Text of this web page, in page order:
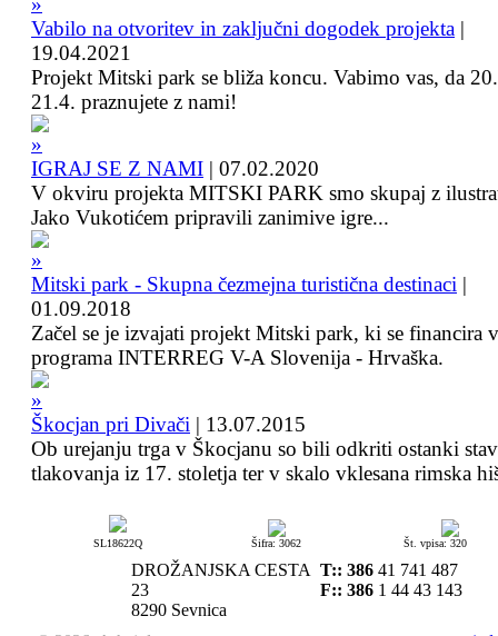
Vabilo na otvoritev in zaključni dogodek projekta |
19.04.2021
Projekt Mitski park se bliža koncu. Vabimo vas, da
21.4. praznujete z nami!
IGRAJ SE Z NAMI | 07.02.2020
V okviru projekta MITSKI PARK smo skupaj z
Jako Vukotićem pripravili zanimive igre...
Mitski park - Skupna čezmejna turistična destinaci |
01.09.2018
Začel se je izvajati projekt Mitski park, ki se financira
programa INTERREG V-A Slovenija - Hrvaška.
Škocjan pri Divači | 13.07.2015
Ob urejanju trga v Škocjanu so bili odkriti ostanki
tlakovanja iz 17. stoletja ter v skalo vklesana rimska
SL18622Q Šifra: 3062 Št. vpisa: 320
DROŽANJSKA CESTA
23
8290 Sevnica
T:: 386 41 741 487
F:: 386 1 44 43 143